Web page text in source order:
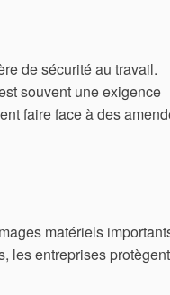
de sécurité au travail.
souvent une exigence
faire face à des
matériels
les entreprises protègent